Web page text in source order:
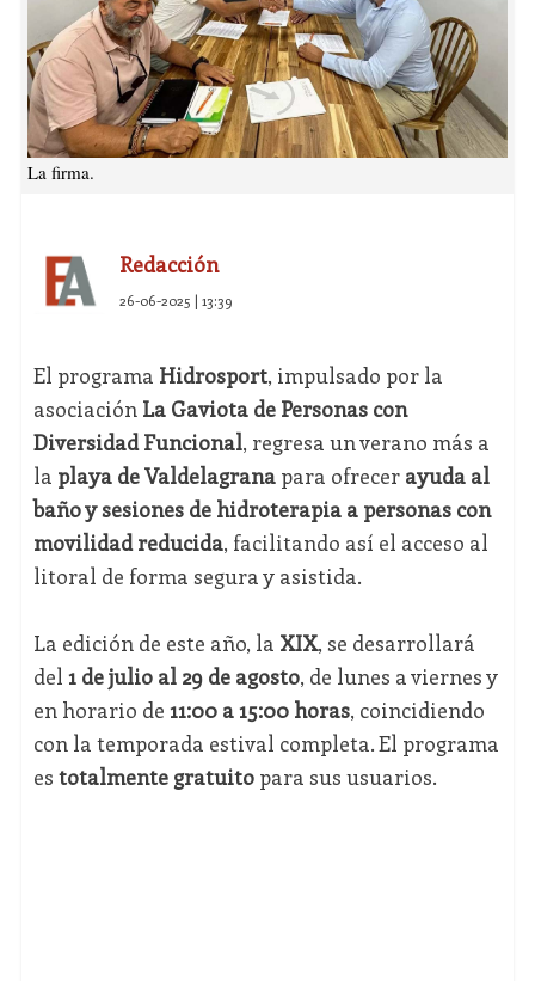
La firma.
Redacción
26-06-2025 | 13:39
El programa Hidrosport, impulsado por la
asociación La Gaviota de Personas con
Diversidad Funcional, regresa un verano más a
la playa de Valdelagranapara ofrecer ayuda al
baño y sesiones de hidroterapia a personas con
movilidad reducida, facilitando así el acceso al
litoral de forma segura y asistida.
La edición de este año, la XIX, se desarrollará
del 1 de julio al 29 de agosto, de lunes a viernes y
en horario de 11:00 a 15:00 horas, coincidiendo
con la temporada estival completa. El programa
es totalmente gratuitopara sus usuarios.